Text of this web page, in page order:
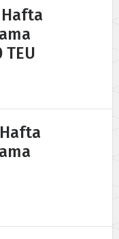
Hafta
TEU